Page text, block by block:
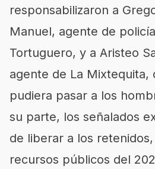
responsabilizaron a
Manuel, agente de
Tortuguero, y a Aristeo
agente de La Mixtequita,
pudiera pasar a los
su parte, los señalados
de liberar a los
recursos públicos del